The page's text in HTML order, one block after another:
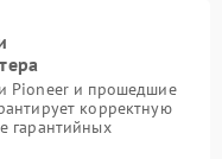
Pioneer и прошедшие
корректную
гарантийных